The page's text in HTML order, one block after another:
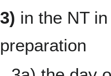
3) in the NT
preparation